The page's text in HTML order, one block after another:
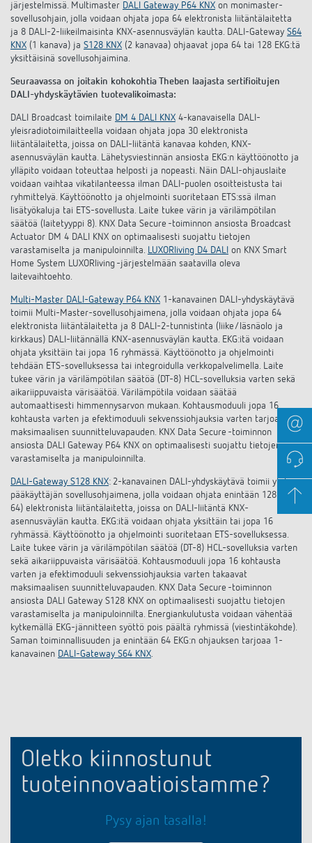
järjestelmissä. Multimaster DALI Gateway P64 KNX on monimaster-
sovellusohjain, jolla voidaan ohjata jopa 64 elektronista liitäntälaitetta
ja 8 DALI-2-liikeilmaisinta KNX-asennusväylän kautta. DALI-Gateway S64
KNX (1 kanava) ja S128 KNX (2 kanavaa) ohjaavat jopa 64 tai 128 EKG:tä
yksittäisinä sovellusohjaimina.
Seuraavassa on joitakin kohokohtia Theben laajasta sertifioitujen
DALI-yhdyskäytävien tuotevalikoimasta:
DALI Broadcast toimilaite DM 4 DALI KNX 4-kanavaisella DALI-
yleisradiotoimilaitteella voidaan ohjata jopa 30 elektronista
liitäntälaitetta, joissa on DALI-liitäntä kanavaa kohden, KNX-
asennusväylän kautta. Lähetysviestinnän ansiosta EKG:n käyttöönotto ja
ylläpito voidaan toteuttaa helposti ja nopeasti. Näin DALI-ohjauslaite
voidaan vaihtaa vikatilanteessa ilman DALI-puolen osoitteistusta tai
ryhmittelyä. Käyttöönotto ja ohjelmointi suoritetaan ETS:ssä ilman
lisätyökaluja tai ETS-sovellusta. Laite tukee värin ja värilämpötilan
säätöä (laitetyyppi 8). KNX Data Secure -toiminnon ansiosta Broadcast
Actuator DM 4 DALI KNX on optimaalisesti suojattu tietojen
varastamiselta ja manipuloinnilta. LUXORliving D4 DALI on KNX Smart
Home System LUXORliving -järjestelmään saatavilla oleva
laitevaihtoehto.
Multi-Master DALI-Gateway P64 KNX 1-kanavainen DALI-yhdyskäytävä
toimii Multi-Master-sovellusohjaimena, jolla voidaan ohjata jopa 64
elektronista liitäntälaitetta ja 8 DALI-2-tunnistinta (liike/läsnäolo ja
kirkkaus) DALI-liitännällä KNX-asennusväylän kautta. EKG:itä voidaan
ohjata yksittäin tai jopa 16 ryhmässä. Käyttöönotto ja ohjelmointi
tehdään ETS-sovelluksessa tai integroidulla verkkopalvelimella. Laite
tukee värin ja värilämpötilan säätöä (DT-8) HCL-sovelluksia varten sekä
aikariippuvaista värisäätöä. Värilämpötila voidaan säätää
automaattisesti himmennysarvon mukaan. Kohtausmoduuli jopa 16
kohtausta varten ja efektimoduuli sekvenssiohjauksia varten tarjoavat
maksimaalisen suunnitteluvapauden. KNX Data Secure -toiminnon
ansiosta DALI Gateway P64 KNX on optimaalisesti suojattu tietojen
varastamiselta ja manipuloinnilta.
DALI-Gateway S128 KNX: 2-kanavainen DALI-yhdyskäytävä toimii yhden
pääkäyttäjän sovellusohjaimena, jolla voidaan ohjata enintään 128 (2 x
64) elektronista liitäntälaitetta, joissa on DALI-liitäntä KNX-
asennusväylän kautta. EKG:itä voidaan ohjata yksittäin tai jopa 16
ryhmässä. Käyttöönotto ja ohjelmointi suoritetaan ETS-sovelluksessa.
Laite tukee värin ja värilämpötilan säätöä (DT-8) HCL-sovelluksia varten
sekä aikariippuvaista värisäätöä. Kohtausmoduuli jopa 16 kohtausta
varten ja efektimoduuli sekvenssiohjauksia varten takaavat
maksimaalisen suunnitteluvapauden. KNX Data Secure -toiminnon
ansiosta DALI Gateway S128 KNX on optimaalisesti suojattu tietojen
varastamiselta ja manipuloinnilta. Energiankulutusta voidaan vähentää
kytkemällä EKG-jännitteen syöttö pois päältä ryhmissä (viestintäkohde).
Saman toiminnallisuuden ja enintään 64 EKG:n ohjauksen tarjoaa 1-
kanavainen DALI-Gateway S64 KNX.
Oletko kiinnostunut
tuoteinnovaatioistamme?
Pysy ajan tasalla!